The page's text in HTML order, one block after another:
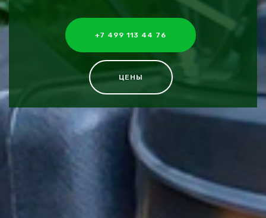
+7 499 113 44 76
ЦЕНЫ